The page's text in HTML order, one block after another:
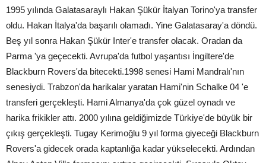
1995 yılında Galatasaraylı Hakan Şükür İtalyan Torino'ya transfer
oldu. Hakan İtalya'da başarılı olamadı. Yine Galatasaray'a döndü.
Beş yıl sonra Hakan Şükür Inter'e transfer olacak. Oradan da
Parma 'ya geçecekti. Avrupa'da futbol yaşantısı İngiltere'de
Blackburn Rovers'da bitecekti.1998 senesi Hami Mandralı'nın
senesiydi. Trabzon'da harikalar yaratan Hami'nin Schalke 04 'e
transferi gerçekleşti. Hami Almanya'da çok güzel oynadı ve
harika frikikler attı. 2000 yılına geldiğimizde Türkiye'de büyük bir
çıkış gerçekleşti. Tugay Kerimoğlu 9 yıl forma giyeceği Blackburn
Rovers'a gidecek orada kaptanlığa kadar yükselecekti. Ardından